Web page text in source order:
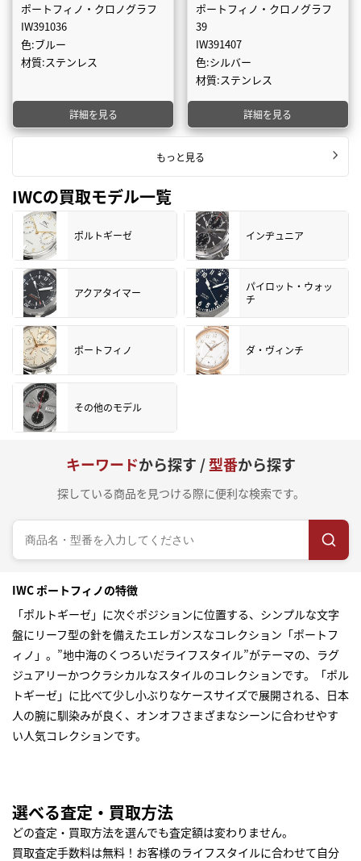
ポートフィノ・クロノグラフ
IW391036
色:ブルー
材質:ステンレス
詳細を見る
ポートフィノ・クロノグラフ
39
IW391407
色:シルバー
材質:ステンレス
詳細を見る
もっと見る
IWCの買取モデル一覧
ポルトギーゼ インヂュニア
アクアタイマー
パイロット・ウォッ
チ
ポートフィノ ダ・ヴィンチ
その他のモデル
キーワードから探す /型番から探す
探している商品を見つける際に便利な検索です。
IWC ポートフィノの特徴
「ポルトギーゼ」に次ぐポジションに位置する、シンプルな文字
盤にリーフ型の針を備えたエレガンスなコレクション「ポートフ
ィノ」。”地中海のくつろいだライフスタイル”がテーマの、ラグ
ジュアリーかつクラシカルなスタイルのコレクションです。「ポル
トギーゼ」に比べて少し小ぶりなケースサイズで展開される、日本
人の腕に馴染みが良く、オンオフさまざまなシーンに合わせやす
い人気コレクションです。
選べる査定・買取方法
どの査定・買取方法を選んでも査定額は変わりません。
買取査定手数料は無料！お客様のライフスタイルに合わせて自分